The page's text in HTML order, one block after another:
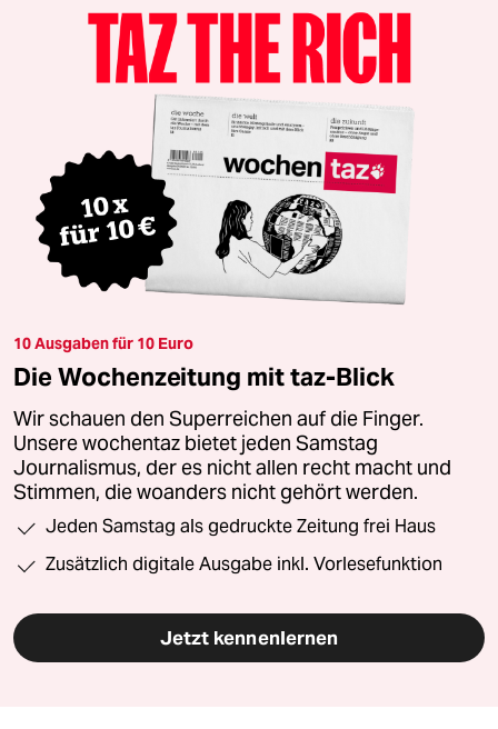
10 Ausgaben für 10 Euro
Die Wochenzeitung mit taz-Blick
Wir schauen den Superreichen auf die Finger.
Unsere wochentaz bietet jeden Samstag
Journalismus, der es nicht allen recht macht und
Stimmen, die woanders nicht gehört werden.
Jeden Samstag als gedruckte Zeitung frei Haus
Zusätzlich digitale Ausgabe inkl. Vorlesefunktion
Jetzt kennenlernen